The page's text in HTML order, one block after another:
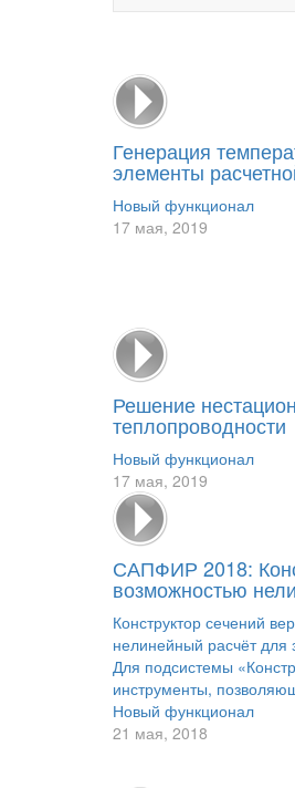
Генерация
элементы
Новый функционал
17 мая, 2019
Решение
теплопроводности
Новый функционал
17 мая, 2019
САПФИР 2018:
возможностью
Конструктор сечений
нелинейный расчёт для
Для подсистемы
инструменты,
Новый функционал
21 мая, 2018